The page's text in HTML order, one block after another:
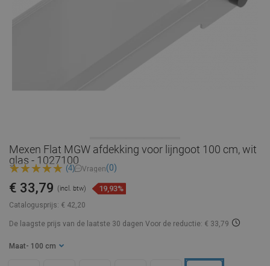
Mexen Flat MGW afdekking voor lijngoot 100 cm, wit
glas - 1027100
(4) Vragen(0)
Catalogusprijs: € 42,20
€ 33,79 (incl. btw) 19,93%
De laagste prijs van de laatste 30 dagen Voor de reductie: € 33,79
Maat - 100 cm